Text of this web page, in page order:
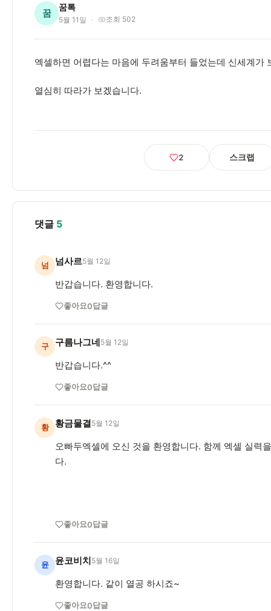
꿈
꿈톡
5월 11일 조회 502
엑셀하면 어렵다는 마음에 두려움부터 들었는데 신세계가
열심히 따라가 보겠습니다.
2 스크랩
댓글 5
넘 넘사르5월 12일
반갑습니다. 환영합니다.
좋아요0답글
구 구름나그네5월 12일
반갑습니다.^^
좋아요0답글
황 황금물결5월 12일
오빠두엑셀에 오신 것을 환영합니다. 함께 엑셀 실력
다.
좋아요0답글
윤 윤코비치5월 16일
환영합니다. 같이 열공 하시죠~
좋아요0답글